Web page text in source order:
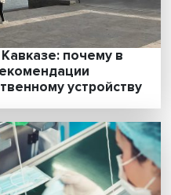
США с
основой
порядка